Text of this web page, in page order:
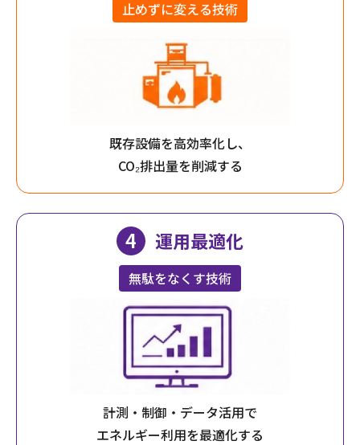
止めずに変える技術
既存設備を高効率化し、
CO₂排出量を削減する
運用最適化
無駄をなくす技術
計測・制御・データ活用で
エネルギー利用を最適化する